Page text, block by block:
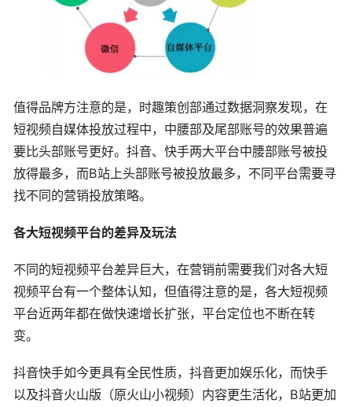
值得品牌方注意的是，时趣策创部通过数据洞察发现，在
短视频自媒体投放过程中，中腰部及尾部账号的效果普遍
要比头部账号更好。抖音、快手两大平台中腰部账号被投
放得最多，而B站上头部账号被投放最多，不同平台需要寻
找不同的营销投放策略。
各大短视频平台的差异及玩法
不同的短视频平台差异巨大，在营销前需要我们对各大短
视频平台有一个整体认知，但值得注意的是，各大短视频
平台近两年都在做快速增长扩张，平台定位也不断在转
变。
抖音快手如今更具有全民性质，抖音更加娱乐化，而快手
以及抖音火山版（原火山小视频）内容更生活化，B站更加